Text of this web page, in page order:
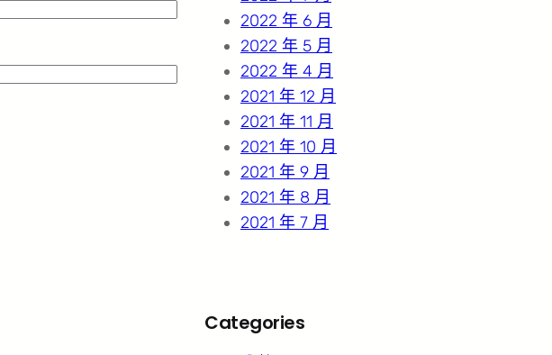
2022 年 6 月
2022 年 5 月
2022 年 4 月
2021 年 12 月
2021 年 11 月
2021 年 10 月
2021 年 9 月
2021 年 8 月
2021 年 7 月
Categories